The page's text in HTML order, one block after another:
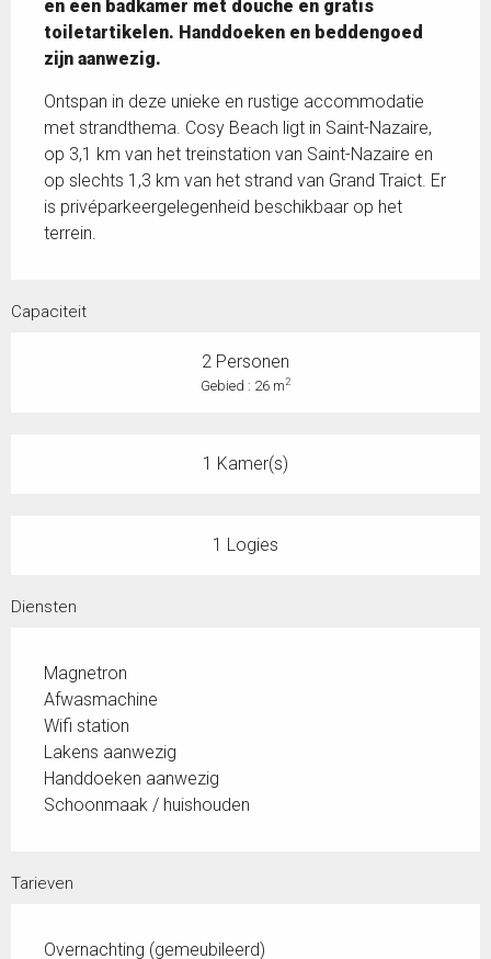
en een badkamer met douche en gratis
toiletartikelen. Handdoeken en beddengoed
zijn aanwezig.
Ontspan in deze unieke en rustige accommodatie
met strandthema. Cosy Beach ligt in Saint-Nazaire,
op 3,1 km van het treinstation van Saint-Nazaire en
op slechts 1,3 km van het strand van Grand Traict. Er
is privéparkeergelegenheid beschikbaar op het
terrein.
Capaciteit
2 Personen
Gebied : 26 m2
1 Kamer(s)
1 Logies
Diensten
Magnetron
Afwasmachine
Wifi station
Lakens aanwezig
Handdoeken aanwezig
Schoonmaak / huishouden
Tarieven
Overnachting (gemeubileerd)